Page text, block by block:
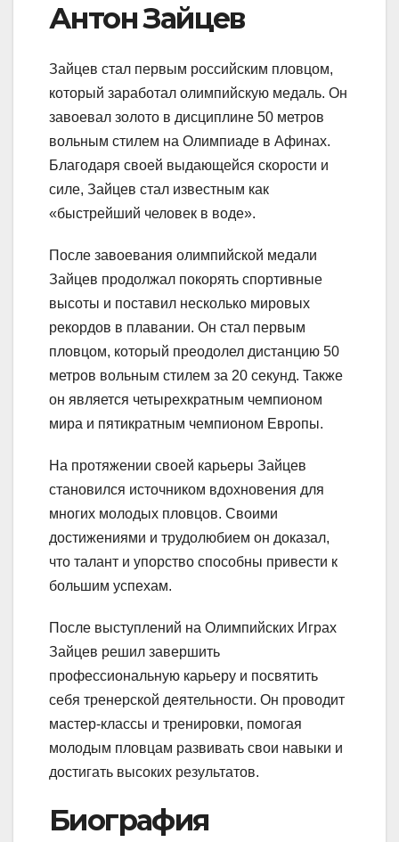
Антон Зайцев
Зайцев стал первым российским пловцом,
который заработал олимпийскую медаль. Он
завоевал золото в дисциплине 50 метров
вольным стилем на Олимпиаде в Афинах.
Благодаря своей выдающейся скорости и
силе, Зайцев стал известным как
«быстрейший человек в воде».
После завоевания олимпийской медали
Зайцев продолжал покорять спортивные
высоты и поставил несколько мировых
рекордов в плавании. Он стал первым
пловцом, который преодолел дистанцию 50
метров вольным стилем за 20 секунд. Также
он является четырехкратным чемпионом
мира и пятикратным чемпионом Европы.
На протяжении своей карьеры Зайцев
становился источником вдохновения для
многих молодых пловцов. Своими
достижениями и трудолюбием он доказал,
что талант и упорство способны привести к
большим успехам.
После выступлений на Олимпийских Играх
Зайцев решил завершить
профессиональную карьеру и посвятить
себя тренерской деятельности. Он проводит
мастер-классы и тренировки, помогая
молодым пловцам развивать свои навыки и
достигать высоких результатов.
Биография